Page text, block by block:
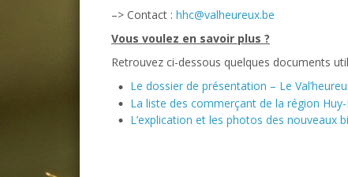
–> Contact : hhc@valheureux.be
Vous voulez en savoir plus ?
Retrouvez ci-dessous quelques documents
Le dossier de présentation – Le
La liste des commerçant de la région
L’explication et les photos des nouveaux